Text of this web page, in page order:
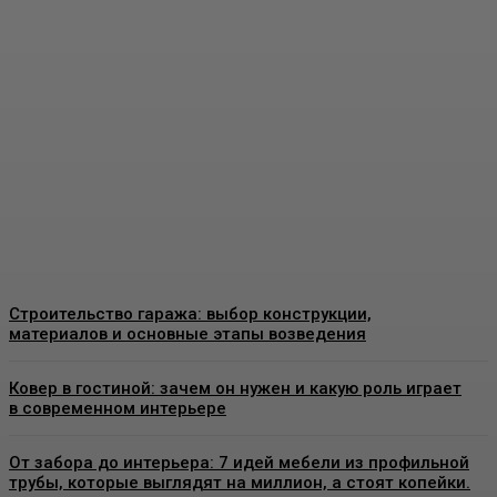
Строительство гаража: выбор конструкции,
материалов и основные этапы возведения
Ковер в гостиной: зачем он нужен и какую роль играет
в современном интерьере
От забора до интерьера: 7 идей мебели из профильной
трубы, которые выглядят на миллион, а стоят копейки.